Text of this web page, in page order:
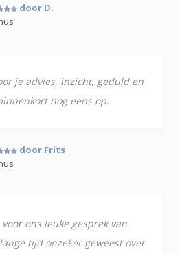
door D.
je advies, inzicht, geduld en
nog eens op.
door Frits
ons leuke gesprek van
tijd onzeker geweest over